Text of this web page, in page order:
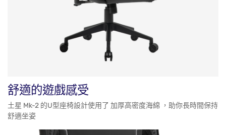
舒適的遊戲感受
土星 Mk-2 的U型座椅設計使用了 加厚高密度海綿 ，助你長時間保持
舒適坐姿